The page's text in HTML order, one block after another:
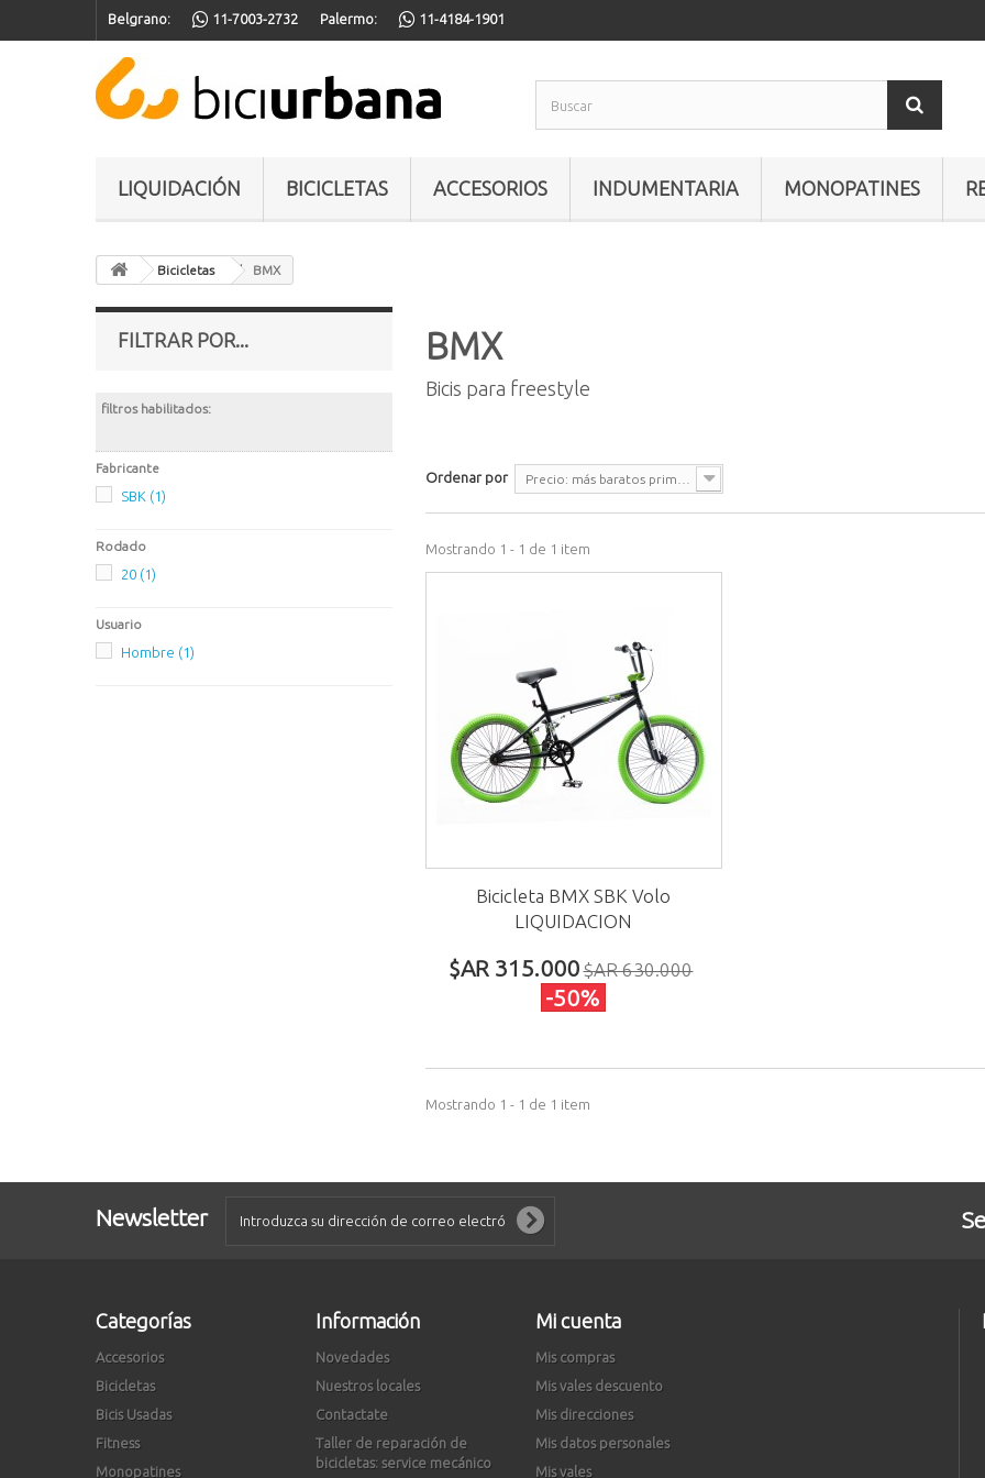
Belgrano: 11-7003-2732 Palermo: 11-4184-1901
LIQUIDACIÓN BICICLETAS ACCESORIOS INDUMENTARIA MONOPATINES
Bicicletas BMX
FILTRAR POR...
filtros habilitados:
Fabricante
SBK (1)
Rodado
20 (1)
Usuario
Hombre (1)
BMX
Bicis para freestyle
Ordenar por
Mostrando 1 - 1 de 1 item
Bicicleta BMX SBK Volo
LIQUIDACION
$AR 315.000$AR 630.000
-50%
Mostrando 1 - 1 de 1 item
Newsletter
Categorías
Accesorios
Bicicletas
Bicis Usadas
Fitness
Monopatines
Información
Novedades
Nuestros locales
Contactate
Taller de reparación de
bicicletas: service mecánico
Mi cuenta
Mis compras
Mis vales descuento
Mis direcciones
Mis datos personales
Mis vales